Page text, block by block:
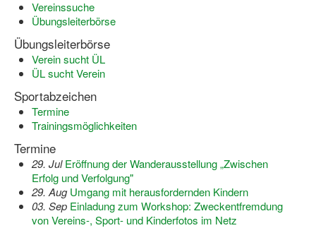
Bewegt zu Hause
Bewegt ÄLTER werden in NRW!
Bewegt GESUND bleiben in NRW!
Aktionen zu "Bewegt Älter werden" / "Bewegt gesund
Bewegungsmodel
SSB-Sport
Gymnastik und Entspannung für Frauen
Koronarsport
Vereinssuche
Übungsleiterbörse
Übungsleiterbörse
Verein sucht ÜL
ÜL sucht Verein
Sportabzeichen
Termine
Trainingsmöglichkeiten
Termine
29. Jul Eröffnung der Wanderausstellung „Zwischen
Erfolg und Verfolgung"
29. Aug Umgang mit herausfordernden Kindern
03. Sep Einladung zum Workshop: Zweckentfremdung
von Vereins-, Sport- und Kinderfotos im Netz